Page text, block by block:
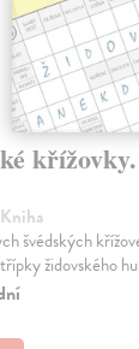
švédských
židovského